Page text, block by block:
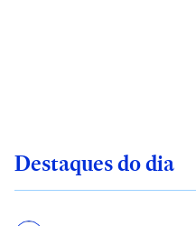
Destaques do dia